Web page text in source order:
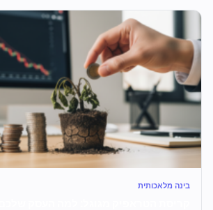
בינה מלאכותית